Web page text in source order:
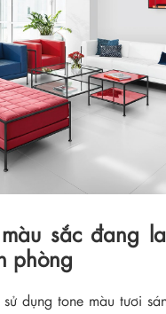
sắc đang
phòng
dụng tone màu tươi